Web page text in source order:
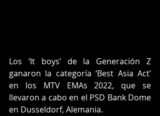
Los ‘It boys’ de la Generación Z
ganaron la categoría ‘Best Asia Act’
en los MTV EMAs 2022, que se
llevaron a cabo en el PSD Bank Dome
en Dusseldorf, Alemania.